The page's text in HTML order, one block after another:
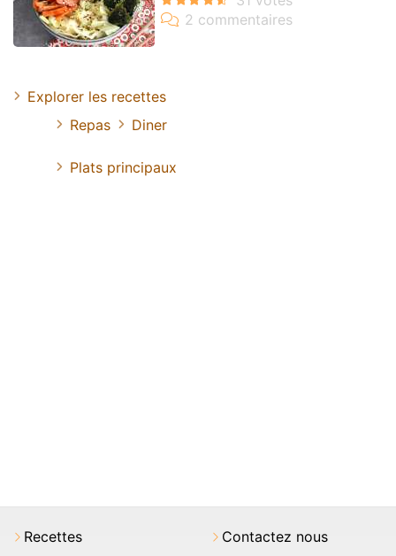
Explorer les recettes
Repas
Diner
Plats principaux
Recettes Contactez nous